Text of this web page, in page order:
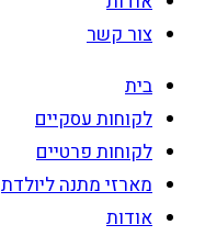
צור קשר
בית
לקוחות עסקיים
לקוחות פרטיים
מארזי מתנה ליולדת
אודות